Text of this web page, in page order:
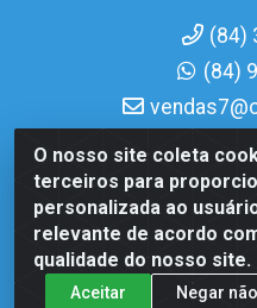
O nosso site coleta
terceiros para
personalizada ao
relevante de acordo
qualidade do nosso site.
Aceitar Negar
(84)
(84)
Casa Norte LTDA - Av.
Dix-Sept Rosado, Natal/